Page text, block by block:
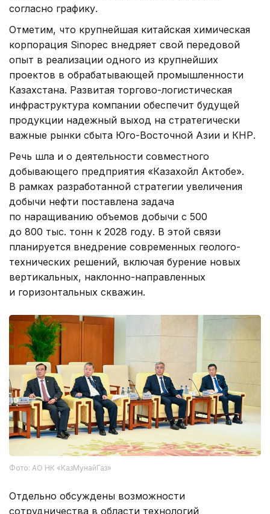
согласно графику.
Отметим, что крупнейшая китайская химическая
корпорация Sinopec внедряет свой передовой
опыт в реализации одного из крупнейших
проектов в обрабатывающей промышленности
Казахстана. Развитая торгово-логистическая
инфраструктура компании обеспечит будущей
продукции надежный выход на стратегически
важные рынки сбыта Юго-Восточной Азии и КНР.
Речь шла и о деятельности совместного
добывающего предприятия «Казахойл Актобе».
В рамках разработанной стратегии увеличения
добычи нефти поставлена задача
по наращиванию объемов добычи с 500
до 800 тыс. тонн к 2028 году. В этой связи
планируется внедрение современных геолого-
технических решений, включая бурение новых
вертикальных, наклонно-направленных
и горизонтальных скважин.
Фото: АО НК «КазМунайГаз»
Отдельно обсуждены возможности
сотрудничества в области технологий